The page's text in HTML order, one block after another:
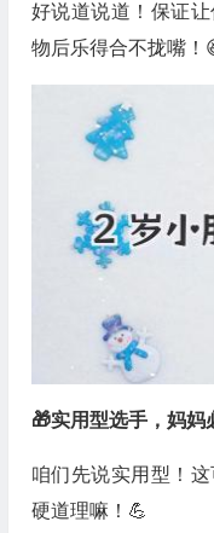
好说道说道！保证
物后乐得合不拢嘴！
🎁实用型选手，妈妈
咱们先说实用型！
硬道理嘛！💪